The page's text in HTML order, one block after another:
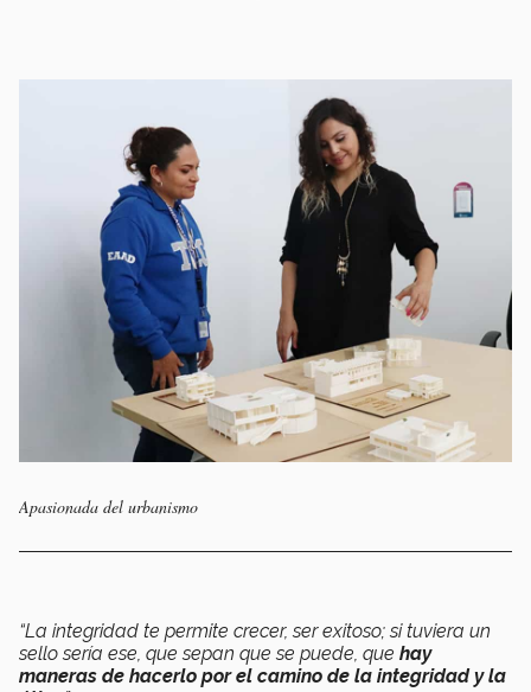
Apasionada del urbanismo
“La integridad te permite crecer, ser exitoso; si tuviera un
sello sería ese, que sepan que se puede, que hay
maneras de hacerlo por el camino de la integridad y la